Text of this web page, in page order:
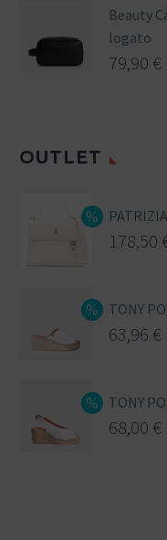
Beauty
logato
79,90 €
OUTLET
178,50
TONY
63,96 €
TONY
68,00 €